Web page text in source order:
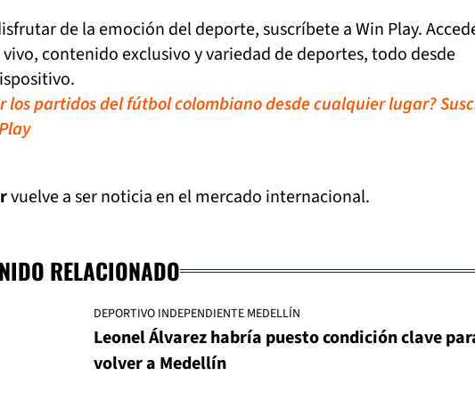
de la emoción del deporte, suscríbete a Win Play.
contenido exclusivo y variedad de deportes, todo desde
los partidos del fútbol colombiano desde cualquier lugar?
vuelve a ser noticia en el mercado internacional.
RELACIONADO
DEPORTIVO INDEPENDIENTE MEDELLÍN
Leonel Álvarez habría puesto condición clave
volver a Medellín